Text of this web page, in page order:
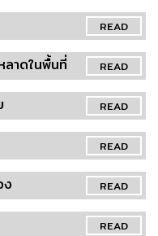
READ
READ
ลาดในพื้นที่
READ
READ
READ
ง
READ